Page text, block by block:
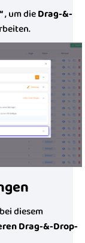
, um dieDrag-&-
diesem
Drag-&-Drop-